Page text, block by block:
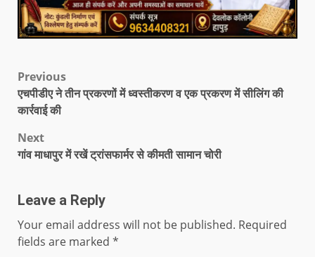
Previous
एचपीडीए ने तीन प्रकरणों में ध्वस्तीकरण व एक प्रकरण में सीलिंग की
कार्रवाई की
Next
गांव माधापुर में रखें ट्रांसफार्मर से कीमती सामान चोरी
Leave a Reply
Your email address will not be published. Required
fields are marked *